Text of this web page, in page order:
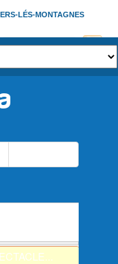
LÉS-MONTAGNES